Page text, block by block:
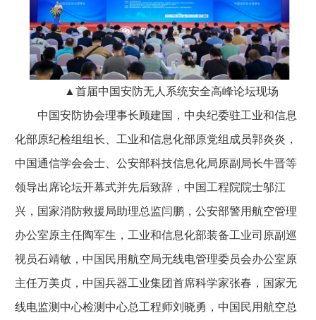
▲首届中国安防无人系统安全高峰论坛现场
中国安防协会理事长顾建国，中央纪委驻工业和信息
化部原纪检组组长、工业和信息化部原党组成员郭炎炎，
中国通信学会会士、公安部科技信息化局原副局长牛晋等
领导出席论坛开幕式并先后致辞，中国工程院院士邬江
兴，国家消防救援局助理总监闫鹏，公安部警用航空管理
办公室原主任陶军生，工业和信息化部装备工业司原副巡
视员石靖敏，中国民用航空局无线电管理委员会办公室原
主任万美贞，中国兵器工业集团首席科学家张春，国家无
线电监测中心检测中心总工程师刘晓勇，中国民用航空总